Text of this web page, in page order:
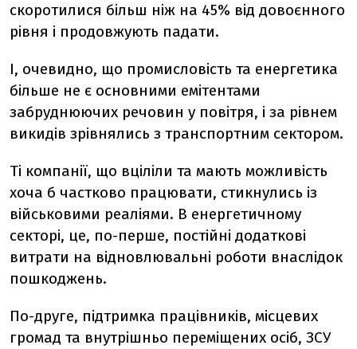
скоротилися більш ніж на 45% від довоєнного
рівня і продовжують падати.
І, очевидно, що промисловість та енергетика
більше не є основними емітентами
забруднюючих речовин у повітря, і за рівнем
викидів зрівнялись з транспортним сектором.
Ті компанії, що вціліли та мають можливість
хоча б частково працювати, стикнулись із
військовими реаліями. В енергетичному
секторі, це, по-перше, постійні додаткові
витрати на відновлювальні роботи внаслідок
пошкоджень.
По-друге, підтримка працівників, місцевих
громад та внутрішньо переміщених осіб, ЗСУ